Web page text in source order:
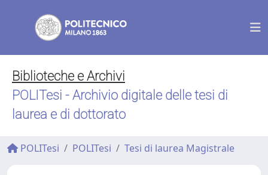
Biblioteche e Archivi
POLITesi - Archivio digitale delle tesi di
laurea e di dottorato
POLITesi POLITesi Tesi di laurea Magistrale